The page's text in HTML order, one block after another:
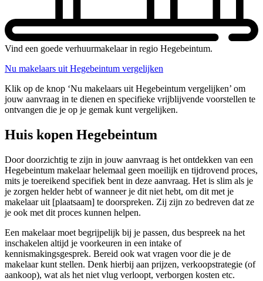
Vind een goede verhuurmakelaar in regio Hegebeintum.
Nu makelaars uit Hegebeintum vergelijken
Klik op de knop ‘Nu makelaars uit Hegebeintum vergelijken’ om
jouw aanvraag in te dienen en specifieke vrijblijvende voorstellen te
ontvangen die je op je gemak kunt vergelijken.
Huis kopen Hegebeintum
Door doorzichtig te zijn in jouw aanvraag is het ontdekken van een
Hegebeintum makelaar helemaal geen moeilijk en tijdrovend proces,
mits je toereikend specifiek bent in deze aanvraag. Het is slim als je
je zorgen helder hebt of wanneer je dit niet hebt, om dit met je
makelaar uit [plaatsaam] te doorspreken. Zij zijn zo bedreven dat ze
je ook met dit proces kunnen helpen.
Een makelaar moet begrijpelijk bij je passen, dus bespreek na het
inschakelen altijd je voorkeuren in een intake of
kennismakingsgesprek. Bereid ook wat vragen voor die je de
makelaar kunt stellen. Denk hierbij aan prijzen, verkoopstrategie (of
aankoop), wat als het niet vlug verloopt, verborgen kosten etc.